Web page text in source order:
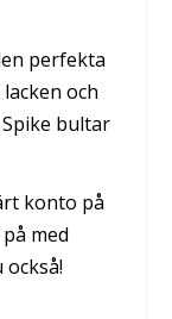
perfekta
och
bultar
konto på
med